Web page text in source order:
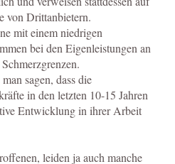
von Drittanbietern.
mit einem niedrigen
bei den Eigenleistungen an
sagen, dass die
in den letzten 10-15 Jahren
Entwicklung in ihrer Arbeit
leiden ja auch manche